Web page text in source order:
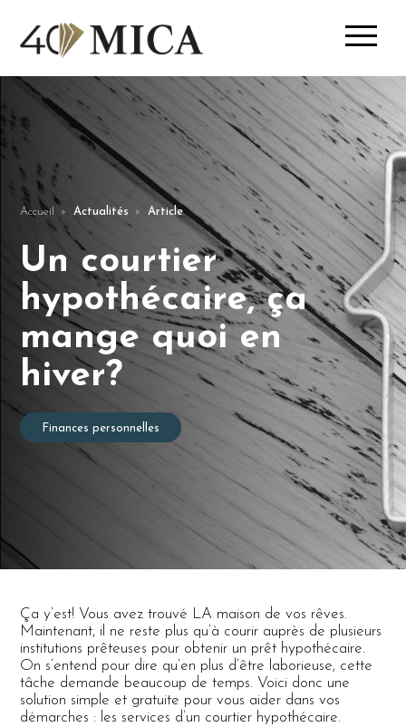
Accueil Actualités Article
Un courtier
hypothécaire, ça
mange quoi en
hiver?
Finances personnelles
Ça y’est! Vous avez trouvé LA maison de vos rêves.
Maintenant, il ne reste plus qu’à courir auprès de plusieurs
institutions prêteuses pour obtenir un prêt hypothécaire.
On s’entend pour dire qu’en plus d’être laborieuse, cette
tâche demande beaucoup de temps. Voici donc une
solution simple et gratuite pour vous aider dans vos
démarches : les services d’un courtier hypothécaire.